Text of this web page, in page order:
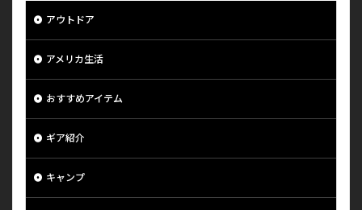
アウトドア
アメリカ生活
おすすめアイテム
ギア紹介
キャンプ